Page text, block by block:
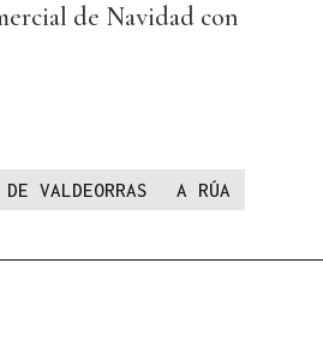
de Navidad con
VALDEORRAS A RÚA